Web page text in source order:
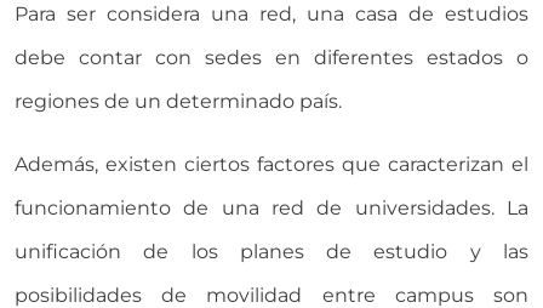
Para ser considera una red, una casa de estudios
debe contar con sedes en diferentes estados o
regiones de un determinado país.
Además, existen ciertos factores que caracterizan el
funcionamiento de una red de universidades. La
unificación de los planes de estudio y las
posibilidades de movilidad entre campus son